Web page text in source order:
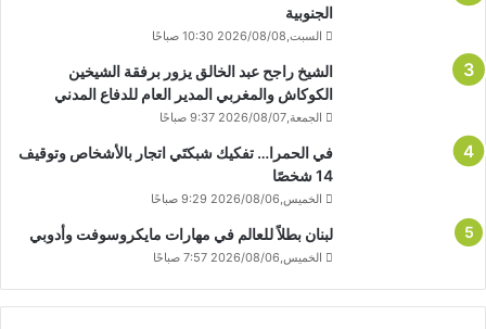
الجنوبية
السبت,2026/08/08 10:30 صباحًا
الشيخ راجح عبد الخالق يزور برفقة الشيخين
الكوكاش والمغربي المدير العام للدفاع المدني
الجمعة,2026/08/07 9:37 صباحًا
في الحمرا… تفكيك شبكتَي اتجار بالأشخاص وتوقيف
14 شخصًا
الخميس,2026/08/06 9:29 صباحًا
لبنان بطلاً للعالم في مهارات مايكروسوفت وأدوبي
الخميس,2026/08/06 7:57 صباحًا